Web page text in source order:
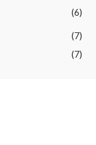
(6)
(7)
(7)